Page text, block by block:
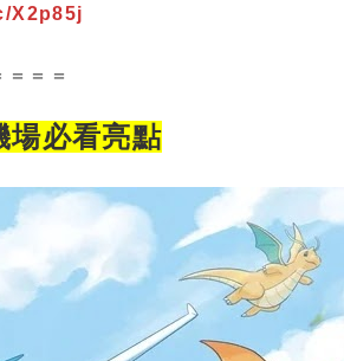
X2p85j
＝＝＝
場必看亮點